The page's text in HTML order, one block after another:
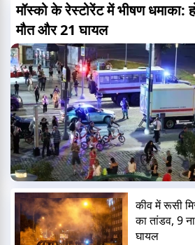
मॉस्को के रेस्टोरेंट में भीषण धमाका:
मौत और 21 घायल
कीव में रूसी
का तांडव, 9
घायल